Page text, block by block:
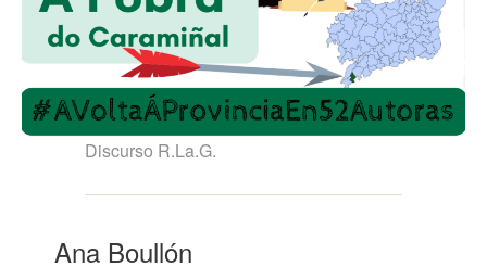
Discurso R.La.G.
Ana Boullón